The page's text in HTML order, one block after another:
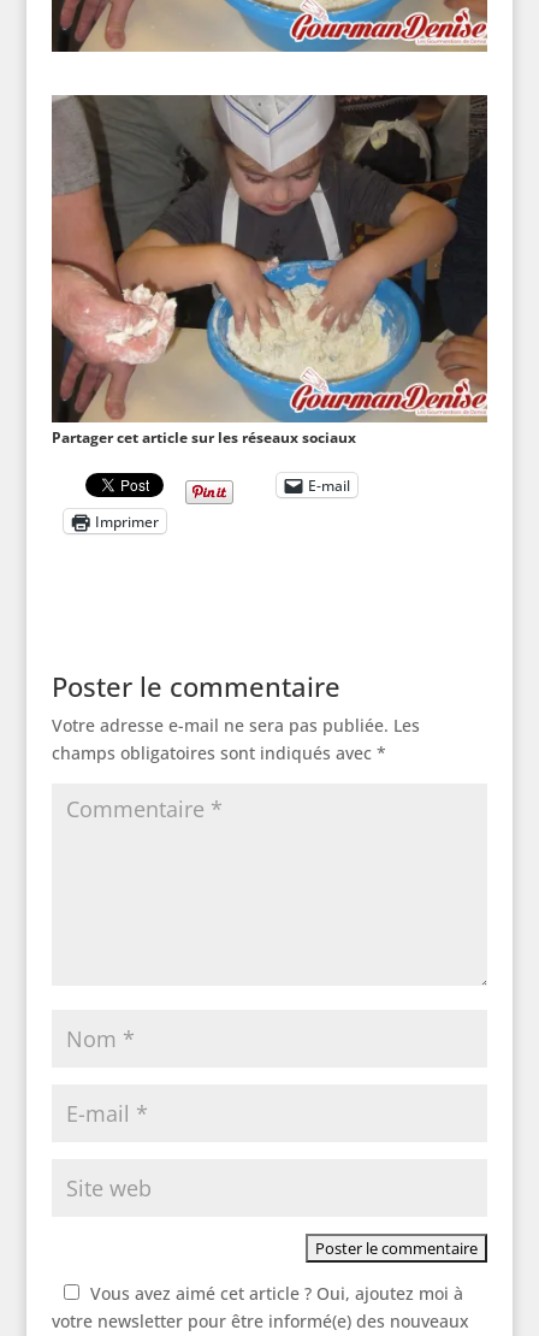
Partager cet article sur les réseaux sociaux
E-mail
Imprimer
Poster le commentaire
Votre adresse e-mail ne sera pas publiée. Les
champs obligatoires sont indiqués avec *
Vous avez aimé cet article ? Oui, ajoutez moi à
votre newsletter pour être informé(e) des nouveaux